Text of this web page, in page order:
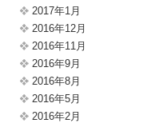
2017年1月
2016年12月
2016年11月
2016年9月
2016年8月
2016年5月
2016年2月